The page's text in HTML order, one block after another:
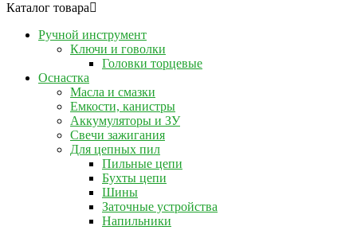
Каталог товара
Ручной инструмент
Ключи и говолки
Головки торцевые
Оснастка
Масла и смазки
Емкости, канистры
Аккумуляторы и ЗУ
Свечи зажигания
Для цепных пил
Пильные цепи
Бухты цепи
Шины
Заточные устройства
Напильники